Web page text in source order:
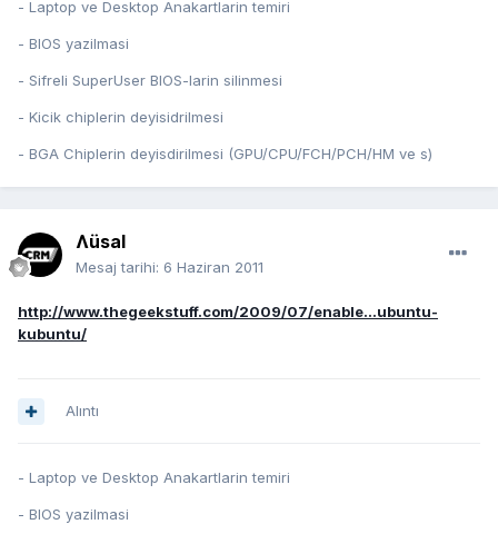
- Laptop ve Desktop Anakartlarin temiri
- BIOS yazilmasi
- Sifreli SuperUser BIOS-larin silinmesi
- Kicik chiplerin deyisidrilmesi
- BGA Chiplerin deyisdirilmesi (GPU/CPU/FCH/PCH/HM ve s)
Ʌüsal
Mesaj tarihi: 6 Haziran 2011
http://www.thegeekstuff.com/2009/07/enable...ubuntu-
kubuntu/
Alıntı
- Laptop ve Desktop Anakartlarin temiri
- BIOS yazilmasi